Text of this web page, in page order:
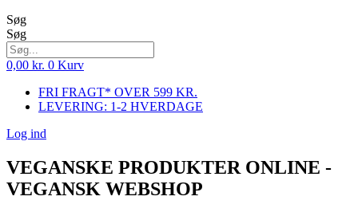
Søg
Søg
0,00 kr. 0 Kurv
FRI FRAGT* OVER 599 KR.
LEVERING: 1-2 HVERDAGE
Log ind
VEGANSKE PRODUKTER ONLINE -
VEGANSK WEBSHOP